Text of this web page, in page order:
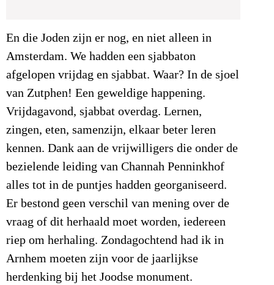
En die Joden zijn er nog, en niet alleen in
Amsterdam. We hadden een sjabbaton
afgelopen vrijdag en sjabbat. Waar? In de sjoel
van Zutphen! Een geweldige happening.
Vrijdagavond, sjabbat overdag. Lernen,
zingen, eten, samenzijn, elkaar beter leren
kennen. Dank aan de vrijwilligers die onder de
bezielende leiding van Channah Penninkhof
alles tot in de puntjes hadden georganiseerd.
Er bestond geen verschil van mening over de
vraag of dit herhaald moet worden, iedereen
riep om herhaling. Zondagochtend had ik in
Arnhem moeten zijn voor de jaarlijkse
herdenking bij het Joodse monument.